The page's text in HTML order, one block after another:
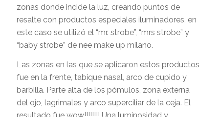
zonas donde incide la luz, creando puntos de
resalte con productos especiales iluminadores, en
este caso se utilizó el “mr. strobe”, “mrs strobe” y
“baby strobe” de nee make up milano.
Las zonas en las que se aplicaron estos productos
fue en la frente, tabique nasal, arco de cupido y
barbilla. Parte alta de los pómulos, zona externa
del ojo, lagrimales y arco superciliar de la ceja. El